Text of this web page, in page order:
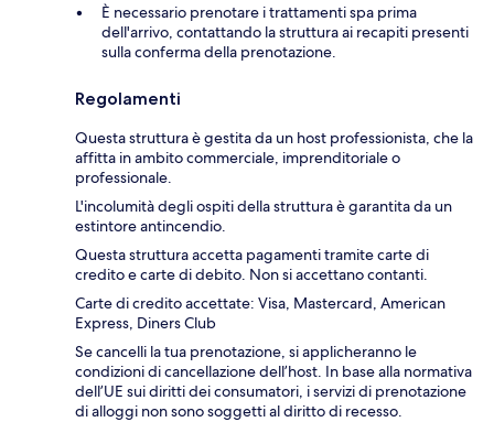
È necessario prenotare i trattamenti spa prima
dell'arrivo, contattando la struttura ai recapiti presenti
sulla conferma della prenotazione.
Regolamenti
Questa struttura è gestita da un host professionista, che la
affitta in ambito commerciale, imprenditoriale o
professionale.
L'incolumità degli ospiti della struttura è garantita da un
estintore antincendio.
Questa struttura accetta pagamenti tramite carte di
credito e carte di debito. Non si accettano contanti.
Carte di credito accettate: Visa, Mastercard, American
Express, Diners Club
Se cancelli la tua prenotazione, si applicheranno le
condizioni di cancellazione dell’host. In base alla normativa
dell’UE sui diritti dei consumatori, i servizi di prenotazione
di alloggi non sono soggetti al diritto di recesso.